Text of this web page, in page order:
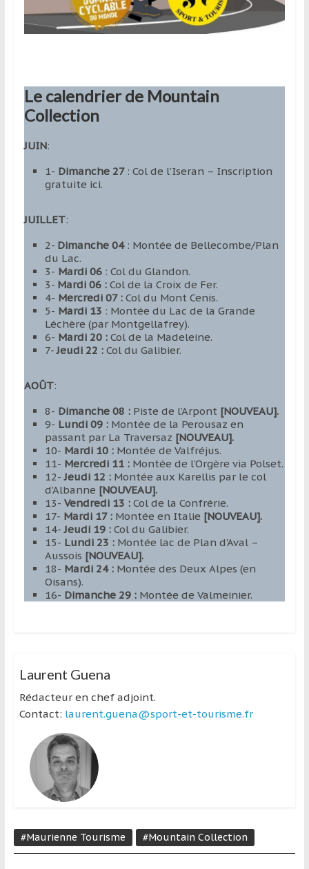
Le calendrier de Mountain
Collection
JUIN:
1- Dimanche 27 : Col de l’Iseran – Inscription
gratuite ici.
JUILLET:
2- Dimanche 04 : Montée de Bellecombe/Plan
du Lac.
3- Mardi 06 : Col du Glandon.
3- Mardi 06 : Col de la Croix de Fer.
4- Mercredi 07 :Col du Mont Cenis.
5- Mardi 13 : Montée du Lac de la Grande
Léchère (par Montgellafrey).
6- Mardi 20 :Col de la Madeleine.
7-Jeudi 22 :Col du Galibier.
AOÛT:
8- Dimanche 08 :Piste de l’Arpont [NOUVEAU].
9- Lundi 09 :Montée de la Perousaz en
passant par La Traversaz [NOUVEAU].
10- Mardi 10 :Montée de Valfréjus.
11- Mercredi 11 :Montée de l’Orgère via Polset.
12- Jeudi 12 :Montée aux Karellis par le col
d’Albanne [NOUVEAU].
13- Vendredi 13 :Col de la Confrérie.
17- Mardi 17 : Montée en Italie [NOUVEAU].
14- Jeudi 19 :Col du Galibier.
15- Lundi 23 :Montée lac de Plan d’Aval –
Aussois [NOUVEAU].
18- Mardi 24 : Montée des Deux Alpes (en
Oisans).
16- Dimanche 29 :Montée de Valmeinier.
Laurent Guena
Rédacteur en chef adjoint.
Contact: laurent.guena@sport-et-tourisme.fr
#Maurienne Tourisme #Mountain Collection